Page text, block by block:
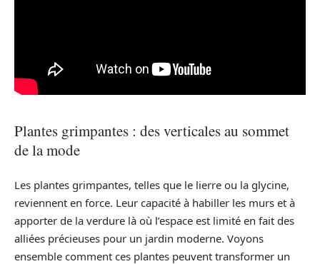
Plantes grimpantes : des verticales au sommet
de la mode
Les plantes grimpantes, telles que le lierre ou la glycine,
reviennent en force. Leur capacité à habiller les murs et à
apporter de la verdure là où l’espace est limité en fait des
alliées précieuses pour un jardin moderne. Voyons
ensemble comment ces plantes peuvent transformer un